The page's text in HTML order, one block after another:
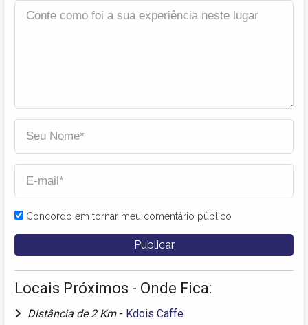
Concordo em tornar meu comentário público
Locais Próximos - Onde Fica:
Distância de 2 Km - Kdois Caffe